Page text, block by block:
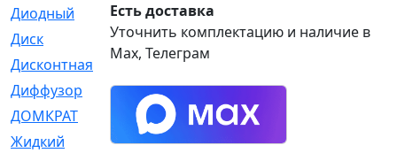
Диодный
[3]
Диск
[418]
Дисконтная
[1]
Диффузор
[1]
ДОМКРАТ
[1]
Жидкий
[5]
Есть доставка
Уточнить комплектацию и наличие в
Max, Телеграм